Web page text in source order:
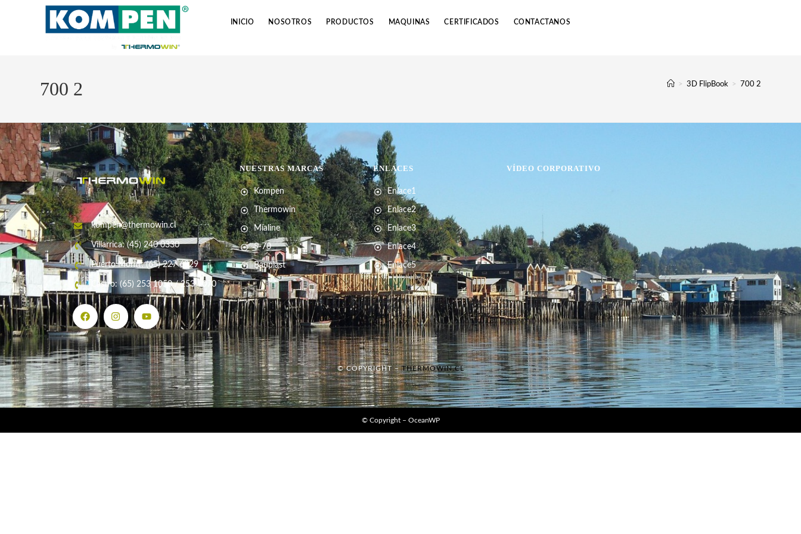
INICIO NOSOTROS PRODUCTOS MAQUINAS CERTIFICADOS CONTACTANOS
700 2 > 3D FlipBook > 700 2
kompen@thermowin.cl
Villarrica: (45) 240 0330
Puerto Montt: (65) 227 6829
Castro: (65) 253 1050 / 253 1070
NUESTRAS MARCAS
Kompen
Thermowin
Míaline
S-70
Bauplast
ENLACES
Enlace1
Enlace2
Enlace3
Enlace4
Enlace5
VÍDEO CORPORATIVO
© COPYRIGHT –THERMOWIN.CL
© Copyright – OceanWP